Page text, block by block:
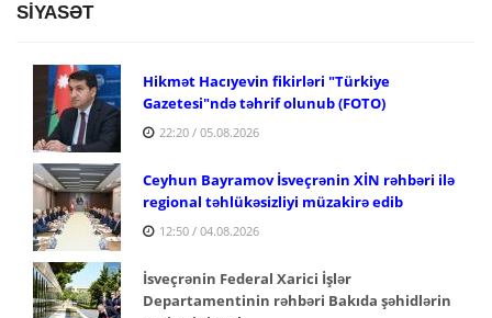
SİYASƏT
Hikmət Hacıyevin fikirləri "Türkiye
Gazetesi"ndə təhrif olunub (FOTO)
22:20 / 05.08.2026
Ceyhun Bayramov İsveçrənin XİN rəhbəri ilə
regional təhlükəsizliyi müzakirə edib
12:50 / 04.08.2026
İsveçrənin Federal Xarici İşlər
Departamentinin rəhbəri Bakıda şəhidlərin